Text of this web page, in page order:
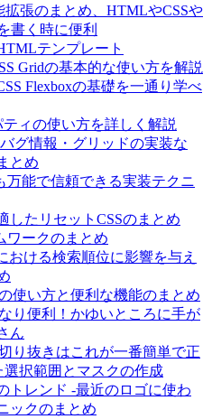
拡張のまとめ、HTMLやCSSや
書く時に便利
テンプレート
Gridの基本的な使い方を解説
Flexboxの基礎を一通り学べ
ティの使い方を詳しく解説
グ情報・グリッドの実装な
とめ
万能で信頼できる実装テクニ
したリセットCSSのまとめ
ワークのまとめ
おける検索順位に影響を与え
使い方と便利な機能のまとめ
り便利！かゆいところに手が
ん
り抜きはこれが一番簡単で正
選択範囲とマスクの作成
トレンド -最近のロゴに使わ
ックのまとめ